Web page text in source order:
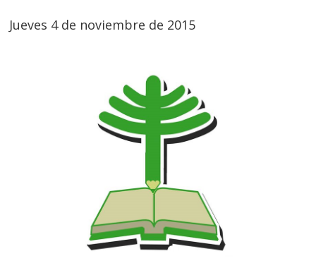
Jueves 4 de noviembre de 2015